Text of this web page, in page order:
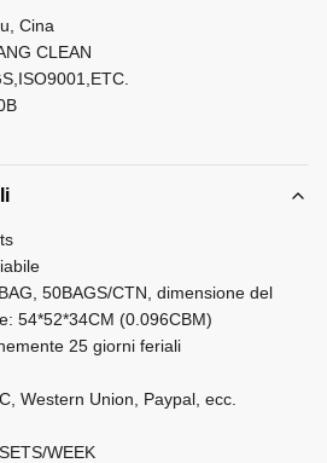
Cina
CLEAN
50BAGS/CTN, dimensione del
54*52*34CM (0.096CBM)
25 giorni feriali
Western Union, Paypal, ecc.
WEEK